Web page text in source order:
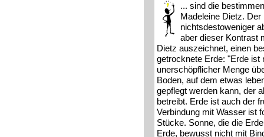
... sind die
Madeleine Dietz.
nichtsdestoweniger
aber dieser Kontrast
Dietz auszeichnet, einen
getrocknete Erde: "Erde ist
unerschöpflicher Menge
Boden, auf dem etwas
gepflegt werden kann, der
betreibt. Erde ist auch der
Verbindung mit Wasser ist
Stücke. Sonne, die die
Erde, bewusst nicht mit